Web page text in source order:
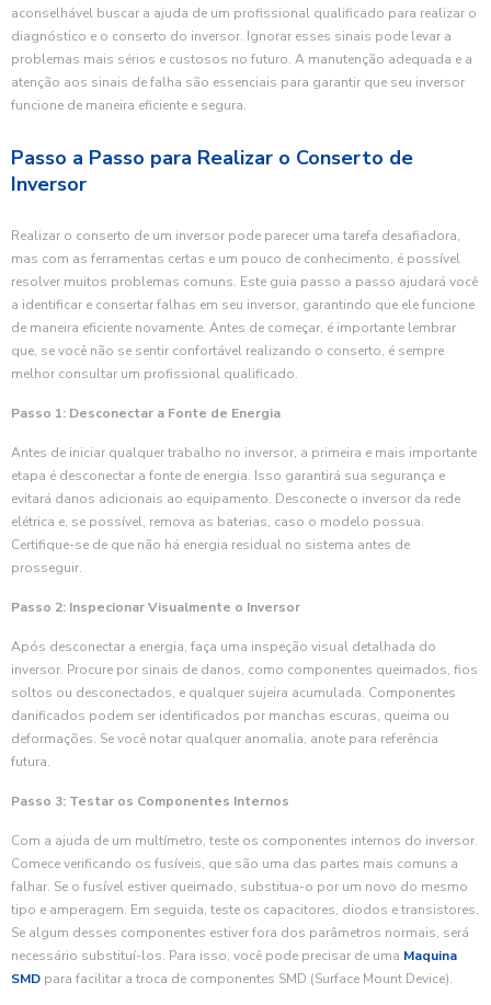
aconselhável buscar a ajuda de um profissional qualificado para realizar o
diagnóstico e o conserto do inversor. Ignorar esses sinais pode levar a
problemas mais sérios e custosos no futuro. A manutenção adequada e a
atenção aos sinais de falha são essenciais para garantir que seu inversor
funcione de maneira eficiente e segura.
Passo a Passo para Realizar o Conserto de
Inversor
Realizar o conserto de um inversor pode parecer uma tarefa desafiadora,
mas com as ferramentas certas e um pouco de conhecimento, é possível
resolver muitos problemas comuns. Este guia passo a passo ajudará você
a identificar e consertar falhas em seu inversor, garantindo que ele funcione
de maneira eficiente novamente. Antes de começar, é importante lembrar
que, se você não se sentir confortável realizando o conserto, é sempre
melhor consultar um profissional qualificado.
Passo 1: Desconectar a Fonte de Energia
Antes de iniciar qualquer trabalho no inversor, a primeira e mais importante
etapa é desconectar a fonte de energia. Isso garantirá sua segurança e
evitará danos adicionais ao equipamento. Desconecte o inversor da rede
elétrica e, se possível, remova as baterias, caso o modelo possua.
Certifique-se de que não há energia residual no sistema antes de
prosseguir.
Passo 2: Inspecionar Visualmente o Inversor
Após desconectar a energia, faça uma inspeção visual detalhada do
inversor. Procure por sinais de danos, como componentes queimados, fios
soltos ou desconectados, e qualquer sujeira acumulada. Componentes
danificados podem ser identificados por manchas escuras, queima ou
deformações. Se você notar qualquer anomalia, anote para referência
futura.
Passo 3: Testar os Componentes Internos
Com a ajuda de um multímetro, teste os componentes internos do inversor.
Comece verificando os fusíveis, que são uma das partes mais comuns a
falhar. Se o fusível estiver queimado, substitua-o por um novo do mesmo
tipo e amperagem. Em seguida, teste os capacitores, diodos e transistores.
Se algum desses componentes estiver fora dos parâmetros normais, será
necessário substituí-los. Para isso, você pode precisar de uma Maquina
SMD para facilitar a troca de componentes SMD (Surface Mount Device).